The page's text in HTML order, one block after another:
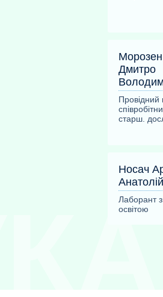
Дмитро
Провідний
старш.
Носач
Лаборант
освітою